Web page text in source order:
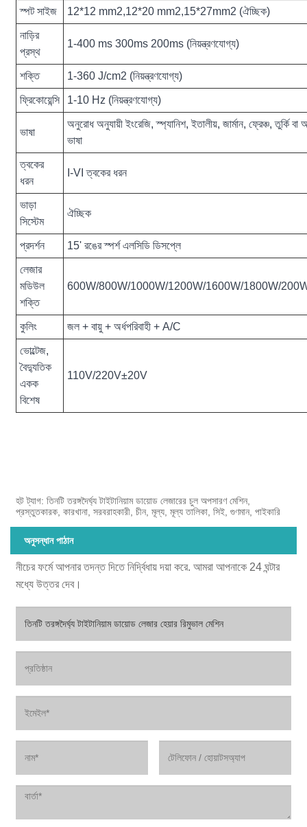
স্পট সাইজ 12*12 mm2,12*20 mm2,15*27mm2 (ঐচ্ছিক)
নাড়ির
প্রস্থ
1-400 ms 300ms 200ms (নিয়ন্ত্রণযোগ্য)
শক্তি 1-360 J/cm2 (নিয়ন্ত্রণযোগ্য)
ফ্রিকোয়েন্সি 1-10 Hz (নিয়ন্ত্রণযোগ্য)
ভাষা
অনুরোধ অনুযায়ী ইংরেজি, স্প্যানিশ, ইতালীয়, জার্মান, ফ্রেঞ্চ, তুর্কি
ভাষা
ত্বকের
ধরন
I-VI ত্বকের ধরন
ভাড়া
সিস্টেম
ঐচ্ছিক
প্রদর্শন 15' রঙের স্পর্শ এলসিডি ডিসপ্লে
লেজার
মডিউল
শক্তি
600W/800W/1000W/1200W/1600W/1800W/
কুলিং জল + বায়ু + অর্ধপরিবাহী + A/C
ভোল্টেজ,
বৈদ্যুতিক
একক
বিশেষ
110V/220V±20V
হট ট্যাগ: তিনটি তরঙ্গদৈর্ঘ্য টাইটানিয়াম ডায়োড লেজারের চুল অপসারণ মেশিন,
প্রস্তুতকারক, কারখানা, সরবরাহকারী, চীন, মূল্য, মূল্য তালিকা, সিই, গুণমান, পাইকারি
অনুসন্ধান পাঠান
নীচের ফর্মে আপনার তদন্ত দিতে নির্দ্বিধায় দয়া করে. আমরা আপনাকে 24 ঘন্টার
মধ্যে উত্তর দেব।